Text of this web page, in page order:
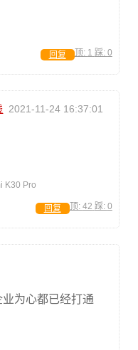
顶: 1 踩: 0
回复
2021-11-24 16:37:01
K30 Pro
顶: 42 踩: 0
回复
为心都已经打通